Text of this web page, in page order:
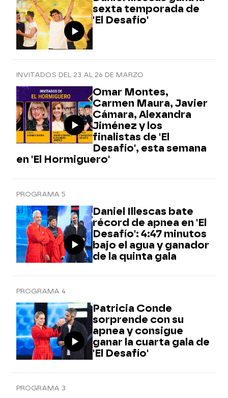
sexta temporada de
'El Desafío'
INVITADOS DEL 23 AL 26 DE MARZO
Omar Montes,
Carmen Maura, Javier
Cámara, Alexandra
Jiménez y los
finalistas de 'El
Desafío', esta semana
en 'El Hormiguero'
PROGRAMA 5
Daniel Illescas bate
récord de apnea en 'El
Desafío': 4:47 minutos
bajo el agua y ganador
de la quinta gala
PROGRAMA 4
Patricia Conde
sorprende con su
apnea y consigue
ganar la cuarta gala de
'El Desafío'
PROGRAMA 3